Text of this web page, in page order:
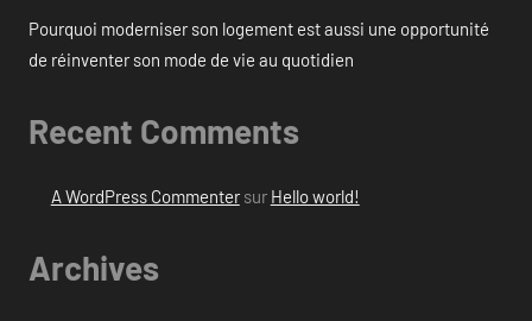
Pourquoi moderniser son logement est aussi une opportunité
de réinventer son mode de vie au quotidien
Recent Comments
A WordPress Commentersur Hello world!
Archives